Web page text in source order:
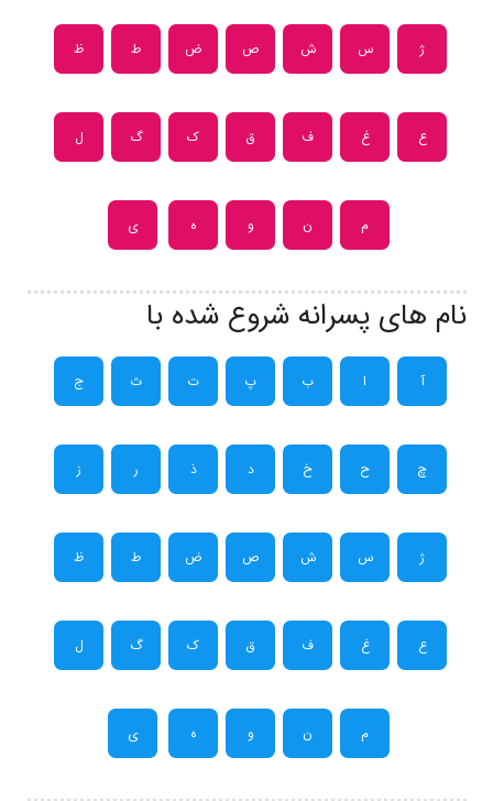
ژ س ش ص ض ط ظ
ع غ ف ق ک گ ل
م ن و ه ی
نام های پسرانه شروع شده با
آ ا ب پ ت ث ج
چ ح خ د ذ ر ز
ژ س ش ص ض ط ظ
ع غ ف ق ک گ ل
م ن و ه ی